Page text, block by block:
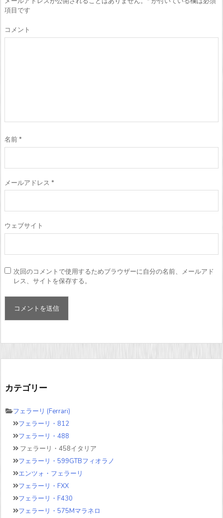
項目です
コメント
名前*
メールアドレス *
ウェブサイト
次回のコメントで使用するためブラウザーに自分の名前、メールアド
レス、サイトを保存する。
カテゴリー
フェラーリ (Ferrari)
フェラーリ・812
フェラーリ・488
フェラーリ・458イタリア
フェラーリ・599GTBフィオラノ
エンツォ・フェラーリ
フェラーリ・FXX
フェラーリ・F430
フェラーリ・575Mマラネロ